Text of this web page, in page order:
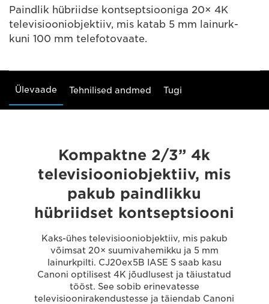
Paindlik hübriidse kontseptsiooniga 20× 4K
televisiooniobjektiiv, mis katab 5 mm lainurk-
kuni 100 mm telefotovaate.
Ülevaade Tehnilised andmed Tugi
Kompaktne 2/3” 4k
televisiooniobjektiiv, mis
pakub paindlikku
hübriidset kontseptsiooni
Kaks-ühes televisiooniobjektiiv, mis pakub
võimsat 20× suumivahemikku ja 5 mm
lainurkpilti. CJ20ex5B IASE S saab kasu
Canoni optilisest 4K jõudlusest ja täiustatud
tööst. See sobib erinevatesse
televisioonirakendustesse ja täiendab Canoni